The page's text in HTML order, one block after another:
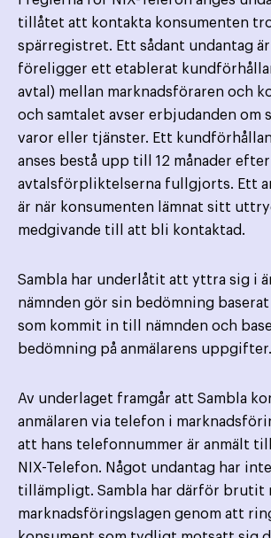
tillåtet att kontakta konsumenten
spärregistret. Ett sådant undantag
föreligger ett etablerat
avtal) mellan marknads­föraren och
och samtalet avser erbjudanden om
varor eller tjänster. Ett
anses bestå upp till 12 månader
avtalsförpliktelserna fullgjorts. Ett
är när konsumenten lämnat sitt
medgivande till att bli kontaktad.
Sambla har underlåtit att yttra sig i
nämnden gör sin bedömning baserat
som kommit in till nämnden och
bedömning på anmälarens uppgifter.
Av underlaget framgår att Sambla
anmälaren via telefon i
att hans telefonnummer är anmält
NIX-Telefon. Något undantag har
tillämpligt. Sambla har därför brutit
marknadsföringslagen genom att